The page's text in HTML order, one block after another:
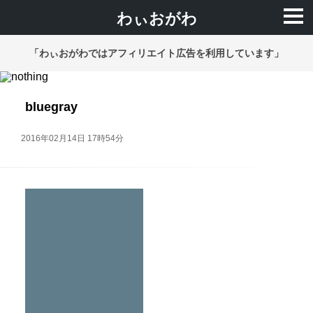
わぃおがわ
「わぃおがわではアフィリエイト広告を利用しています」
bluegray
2016年02月14日 17時54分